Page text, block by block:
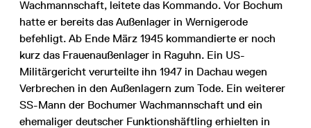
Wachmannschaft, leitete das Kommando. Vor Bochum
hatte er bereits das Außenlager in Wernigerode
befehligt. Ab Ende März 1945 kommandierte er noch
kurz das Frauenaußenlager in Raguhn. Ein US-
Militärgericht verurteilte ihn 1947 in Dachau wegen
Verbrechen in den Außenlagern zum Tode. Ein weiterer
SS-Mann der Bochumer Wachmannschaft und ein
ehemaliger deutscher Funktionshäftling erhielten in